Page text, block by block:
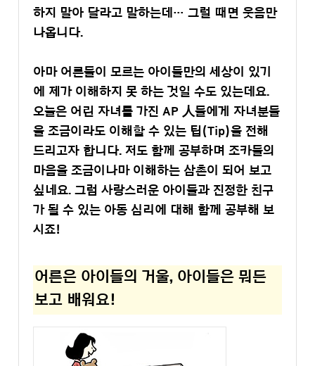
하지 말아 달라고 말하는데… 그럴 때면 웃음만
나옵니다.
아마 어른들이 모르는 아이들만의 세상이 있기
에 제가 이해하지 못 하는 것일 수도 있는데요.
오늘은 어린 자녀를 가진 AP 人들에게 자녀분들
을 조금이라도 이해할 수 있는 팁(Tip)을 전해
드리고자 합니다. 저도 함께 공부하며 조카들의
마음을 조금이나마 이해하는 삼촌이 되어 보고
싶네요. 그럼 사랑스러운 아이들과 진정한 친구
가 될 수 있는 아동 심리에 대해 함께 공부해 보
시죠!
어른은 아이들의 거울, 아이들은 뭐든
보고 배워요!